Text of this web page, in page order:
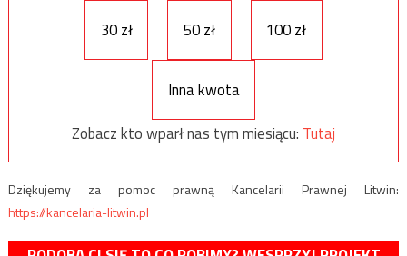
30 zł
50 zł 100 zł
Inna kwota
Zobacz kto wparł nas tym miesiącu: Tutaj
Dziękujemy za pomoc prawną Kancelarii Prawnej Litwin:
https://kancelaria-litwin.pl